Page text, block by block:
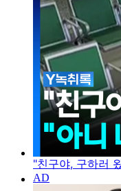
"친구야, 구하러